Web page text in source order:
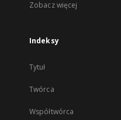
Zobacz więcej
Indeksy
Tytuł
Twórca
Współtwórca